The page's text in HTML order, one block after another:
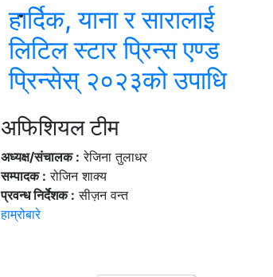
हार्दिक, याना र सारालाई
लिटिल स्टार प्रिन्स एण्ड
प्रिन्सेस् २०२३को उपाधि
अफिशियल टीम
अध्यक्ष/संचालक : रेजिना तुलाधर
सम्पादक : रोजिन शाक्य
प्रवन्ध निर्देशक : सीज़न वन्त
हाम्रोबारे